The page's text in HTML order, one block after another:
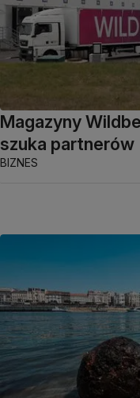
Magazyny
szuka partnerów
BIZNES